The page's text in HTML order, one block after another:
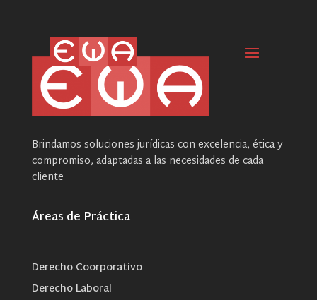
Brindamos soluciones jurídicas con excelencia, ética y
compromiso, adaptadas a las necesidades de cada
cliente
Áreas de Práctica
Derecho Coorporativo
Derecho Laboral